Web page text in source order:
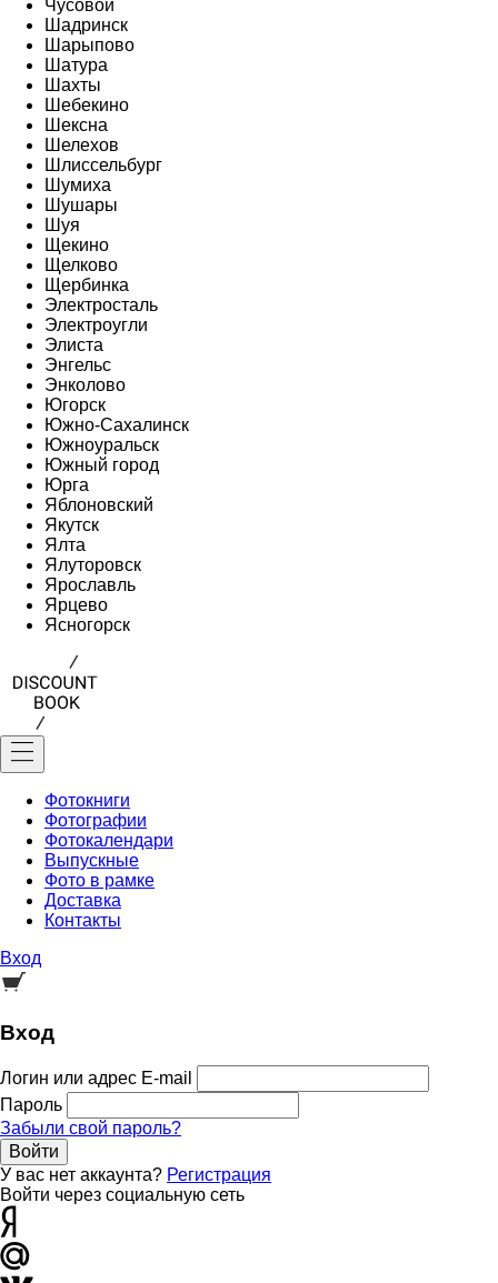
Чусовой
Шадринск
Шарыпово
Шатура
Шахты
Шебекино
Шексна
Шелехов
Шлиссельбург
Шумиха
Шушары
Шуя
Щекино
Щелково
Щербинка
Электросталь
Электроугли
Элиста
Энгельс
Энколово
Югорск
Южно-Сахалинск
Южноуральск
Южный город
Юрга
Яблоновский
Якутск
Ялта
Ялуторовск
Ярославль
Ярцево
Ясногорск
Фотокниги
Фотографии
Фотокалендари
Выпускные
Фото в рамке
Доставка
Контакты
Вход
Вход
Логин или адрес E-mail
Пароль
Забыли свой пароль?
Войти
У вас нет аккаунта? Регистрация
Войти через социальную сеть